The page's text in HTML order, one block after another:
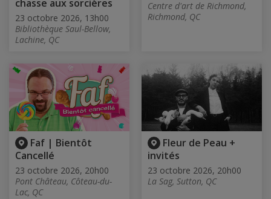
chasse aux sorcières
23 octobre 2026, 13h00
Bibliothèque Saul-Bellow,
Lachine, QC
Centre d'art de Richmond,
Richmond, QC
Faf | Bientôt
Cancellé
23 octobre 2026, 20h00
Pont Château, Côteau-du-
Lac, QC
Fleur de Peau +
invités
23 octobre 2026, 20h00
La Sag, Sutton, QC